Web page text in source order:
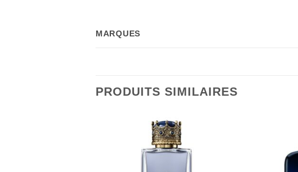
MARQUES
PRODUITS SIMILAIRES